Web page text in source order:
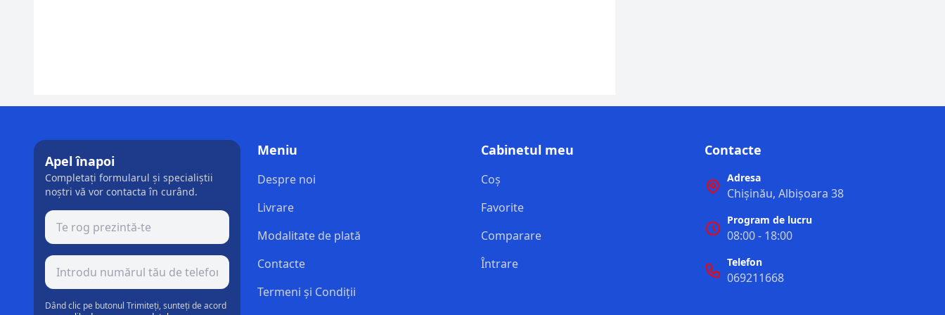
Apel înapoi
Completați formularul și specialiștii
noștri vă vor contacta în curând.
Dând clic pe butonul Trimiteți, sunteți de acord
Meniu
Despre noi
Livrare
Modalitate de plată
Contacte
Termeni și Condiții
Cabinetul meu
Coș
Favorite
Comparare
Întrare
Contacte
Adresa
Chișinău, Albișoara 38
Program de lucru
08:00 - 18:00
Telefon
069211668